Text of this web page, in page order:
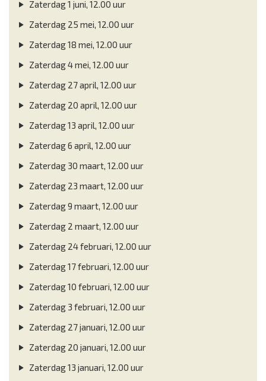
Zaterdag 1 juni, 12.00 uur
Zaterdag 25 mei, 12.00 uur
Zaterdag 18 mei, 12.00 uur
Zaterdag 4 mei, 12.00 uur
Zaterdag 27 april, 12.00 uur
Zaterdag 20 april, 12.00 uur
Zaterdag 13 april, 12.00 uur
Zaterdag 6 april, 12.00 uur
Zaterdag 30 maart, 12.00 uur
Zaterdag 23 maart, 12.00 uur
Zaterdag 9 maart, 12.00 uur
Zaterdag 2 maart, 12.00 uur
Zaterdag 24 februari, 12.00 uur
Zaterdag 17 februari, 12.00 uur
Zaterdag 10 februari, 12.00 uur
Zaterdag 3 februari, 12.00 uur
Zaterdag 27 januari, 12.00 uur
Zaterdag 20 januari, 12.00 uur
Zaterdag 13 januari, 12.00 uur